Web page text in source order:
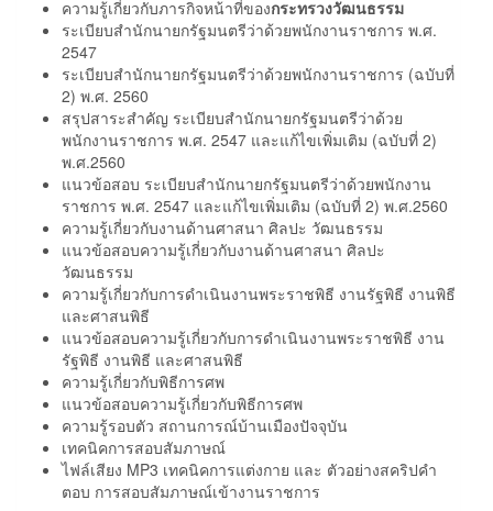
ความรู้เกี่ยวกับภารกิจหน้าที่ของกระทรวงวัฒนธรรม
ระเบียบสำนักนายกรัฐมนตรีว่าด้วยพนักงานราชการ พ.ศ.
2547
ระเบียบสำนักนายกรัฐมนตรีว่าด้วยพนักงานราชการ (ฉบับที่
2) พ.ศ. 2560
สรุปสาระสำคัญ ระเบียบสำนักนายกรัฐมนตรีว่าด้วย
พนักงานราชการ พ.ศ. 2547 และแก้ไขเพิ่มเติม (ฉบับที่ 2)
พ.ศ.2560
แนวข้อสอบ ระเบียบสำนักนายกรัฐมนตรีว่าด้วยพนักงาน
ราชการ พ.ศ. 2547 และแก้ไขเพิ่มเติม (ฉบับที่ 2) พ.ศ.2560
ความรู้เกี่ยวกับงานด้านศาสนา ศิลปะ วัฒนธรรม
แนวข้อสอบความรู้เกี่ยวกับงานด้านศาสนา ศิลปะ
วัฒนธรรม
ความรู้เกี่ยวกับการดำเนินงานพระราชพิธี งานรัฐพิธี งานพิธี
และศาสนพิธี
แนวข้อสอบความรู้เกี่ยวกับการดำเนินงานพระราชพิธี งาน
รัฐพิธี งานพิธี และศาสนพิธี
ความรู้เกี่ยวกับพิธีการศพ
แนวข้อสอบความรู้เกี่ยวกับพิธีการศพ
ความรู้รอบตัว สถานการณ์บ้านเมืองปัจจุบัน
เทคนิคการสอบสัมภาษณ์
ไฟล์เสียง MP3 เทคนิคการแต่งกาย และ ตัวอย่างสคริปคำ
ตอบ การสอบสัมภาษณ์เข้างานราชการ